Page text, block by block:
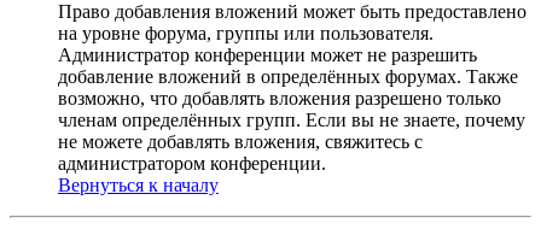
Право добавления вложений может быть предоставлено
на уровне форума, группы или пользователя.
Администратор конференции может не разрешить
добавление вложений в определённых форумах. Также
возможно, что добавлять вложения разрешено только
членам определённых групп. Если вы не знаете, почему
не можете добавлять вложения, свяжитесь с
администратором конференции.
Вернуться к началу